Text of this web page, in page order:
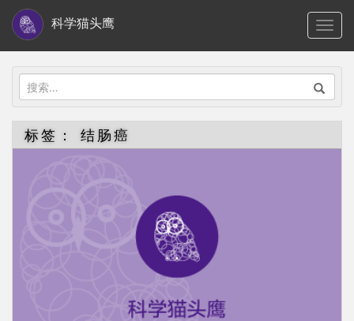
i
科学猫头鹰
搜
索：
标签： 结肠癌